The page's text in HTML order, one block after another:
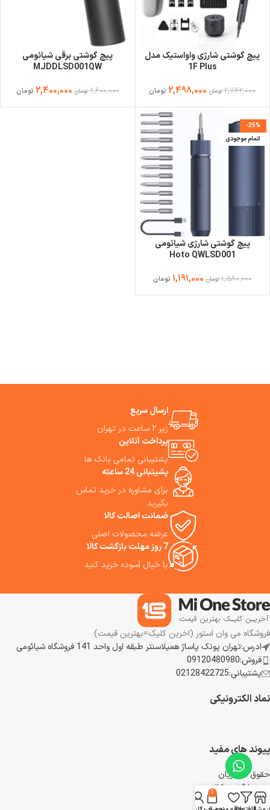
پیچ گوشتی شارژی واواستیک مدل
1F Plus
2,742,000 تومان 2,498,000 تومان
پیچ گوشتی برقی شیائومی
MJDDLSD001QW
2,600,000 تومان 2,400,000 تومان
-25%
اتمام موجودی
پیچ گوشتی شارژی شیائومی
Hoto QWLSD001
1,580,000 تومان 1,191,000 تومان
ارسال سریع
زیر ۲ ساعت در تهران
پرداخت آنلاین
پشتیبانی تمامی بانک ها
پشیتبانی 24 ساعته
برای مشاوره در خرید تماس
بگیرید
ضمانت اصالت کالا
عرضه محصولات اصلی
7 روز مهلت بازگشت کالا
با خیال آسوده خرید کنید
فروشگاه می وان استور (اخرین کلیک=بهترین قیمت)
ادرس:تهران پونک پاساژ همیلاسنتر طبقه اول واحد 141 فروشگاه شیائومی
فروش:09120480980
پشتیبانی:02128422725
نماد الکترونیکی
پیوند های مفید
حقوق مشتریان
رویه بازگشت کالا
شرایط استفاده
0